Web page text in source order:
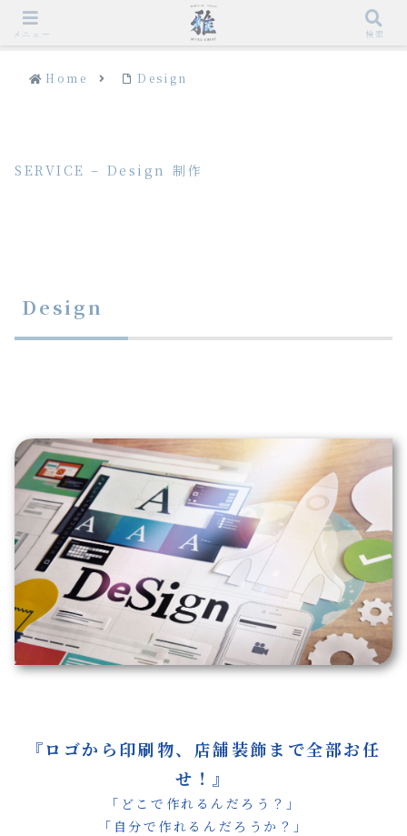
Home Design
SERVICE – Design 制作
Design
『ロゴから印刷物、店舗装飾まで全部お任
せ！ 』
「どこで作れるんだろう？」
「自分で作れるんだろうか？」
メニュー 検索